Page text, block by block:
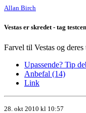
Allan Birch
Vestas er skredet - tag
Farvel til Vestas og deres
Upassende? Tip
Anbefal (14)
Link
28. okt 2010 kl 10:57